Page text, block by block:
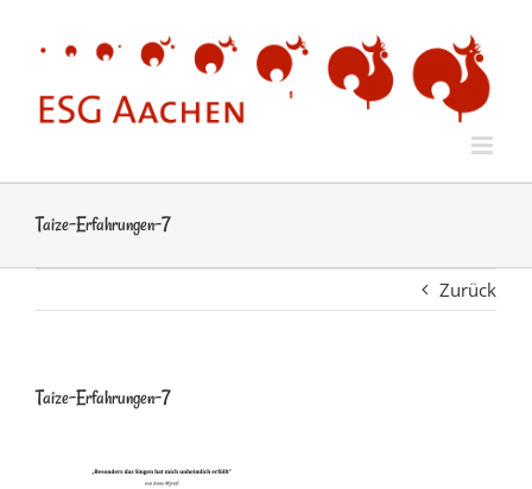
springen
Taize-Erfahrungen-7
Zurück
Taize-Erfahrungen-7